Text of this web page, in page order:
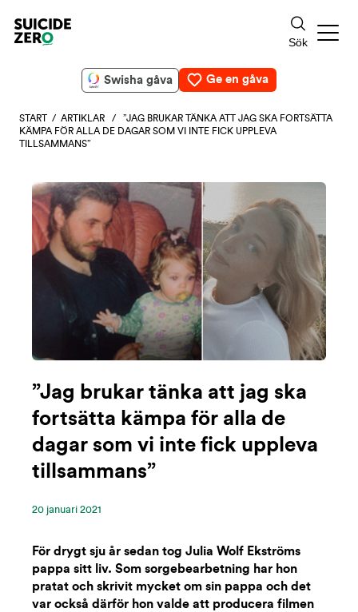
Swisha gåva Ge en gåva
START / ARTIKLAR / ”JAG BRUKAR TÄNKA ATT JAG SKA FORTSÄTTA
KÄMPA FÖR ALLA DE DAGAR SOM VI INTE FICK UPPLEVA
TILLSAMMANS”
”Jag brukar tänka att jag ska
fortsätta kämpa för alla de
dagar som vi inte fick uppleva
tillsammans”
20 ‪januari‬ 2021
För drygt sju år sedan tog Julia Wolf Ekströms
pappa sitt liv. Som sorgebearbetning har hon
pratat och skrivit mycket om sin pappa och det
var också därför hon valde att producera filmen